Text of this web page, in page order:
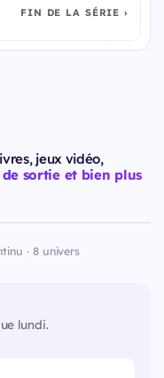
FIN DE LA SÉRIE
jeux vidéo,
de sortie et bien plus
· 8 univers
lundi.